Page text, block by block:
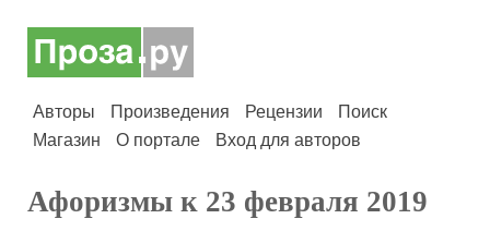
Авторы Произведения Рецензии
Поиск
Магазин
О портале Вход для авторов
Афоризмы к 23 февраля 2019